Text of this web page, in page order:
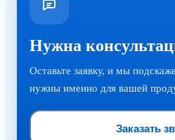
Нужна
Оставьте заявку, и мы
нужны именно для вашей
Заказать